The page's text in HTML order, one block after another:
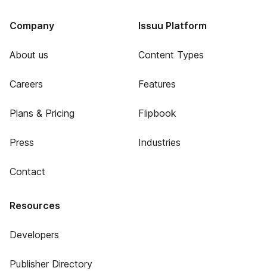
Company
About us
Careers
Plans & Pricing
Press
Contact
Issuu Platform
Content Types
Features
Flipbook
Industries
Resources
Developers
Publisher Directory